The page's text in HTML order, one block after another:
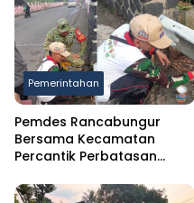
Pemerintahan
Pemdes Rancabungur
Bersama Kecamatan
Percantik Perbatasan
Putih Sambut HUT RI ke-81